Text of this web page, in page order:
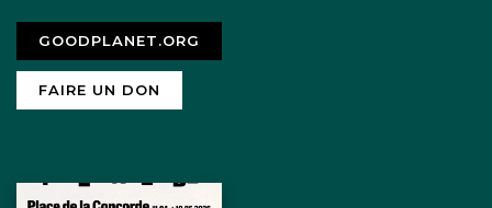
GOODPLANET.ORG
FAIRE UN DON